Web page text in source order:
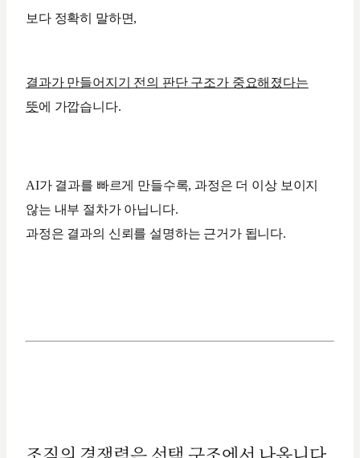
보다 정확히 말하면,
결과가 만들어지기 전의 판단 구조가 중요해졌다는
뜻에 가깝습니다.
AI가 결과를 빠르게 만들수록, 과정은 더 이상 보이지
않는 내부 절차가 아닙니다.
과정은 결과의 신뢰를 설명하는 근거가 됩니다.